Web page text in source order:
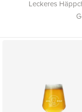
Leckeres